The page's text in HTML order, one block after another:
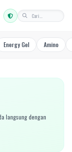
Energy Gel Amino
langsung dengan